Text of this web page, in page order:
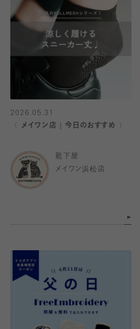
2026.05.31
〈 メイワン店｜今日のおすすめ 〉
靴下屋
メイワン浜松店